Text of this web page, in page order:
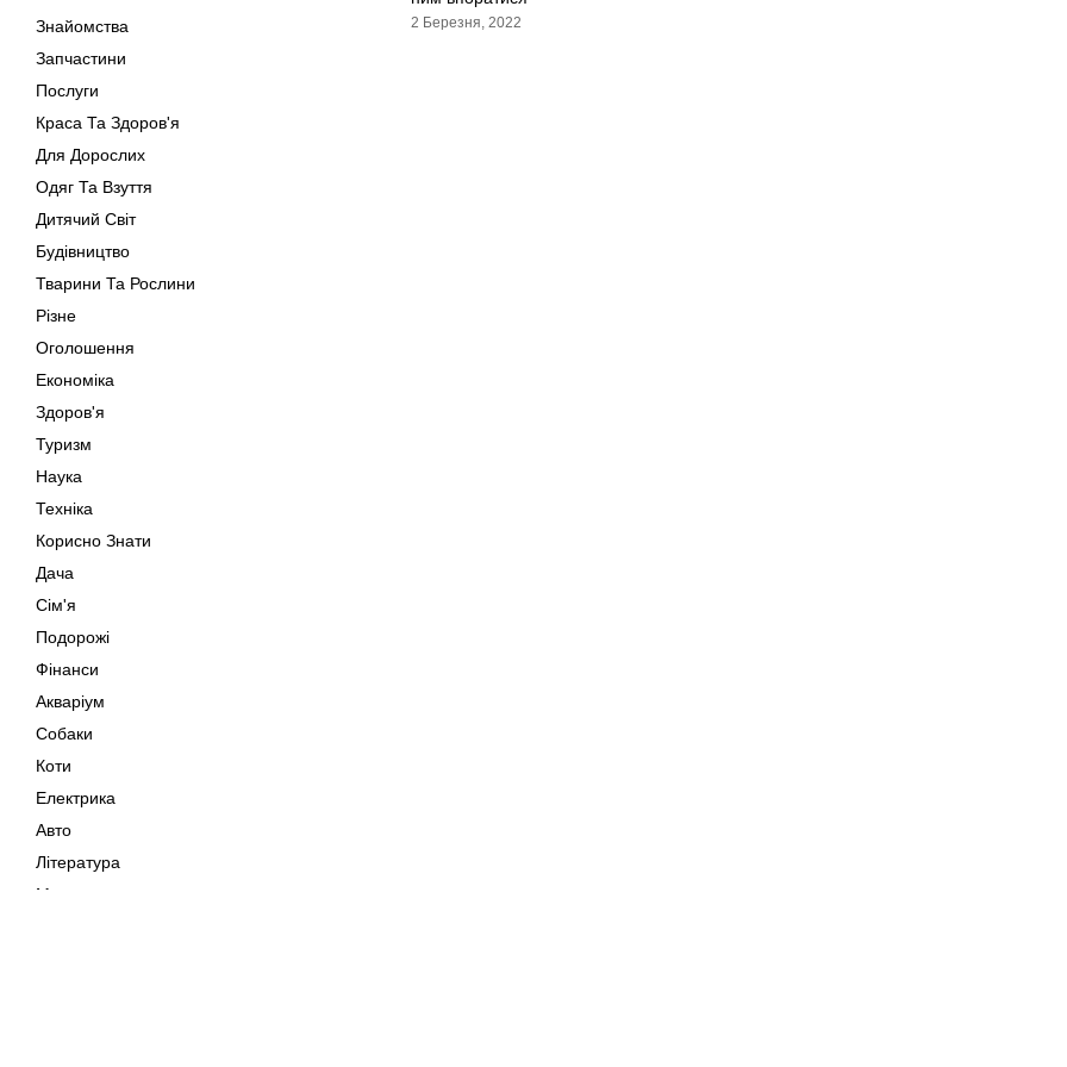
Знайомства
Запчастини
Послуги
Краса Та Здоров'я
Для Дорослих
Одяг Та Взуття
Дитячий Світ
Будівництво
Тварини Та Рослини
Різне
Оголошення
Економіка
Здоров'я
Туризм
Наука
Техніка
Корисно Знати
Дача
Сім'я
Подорожі
Фінанси
Акваріум
Собаки
Коти
Електрика
Авто
Література
Музика
2 Березня, 2022